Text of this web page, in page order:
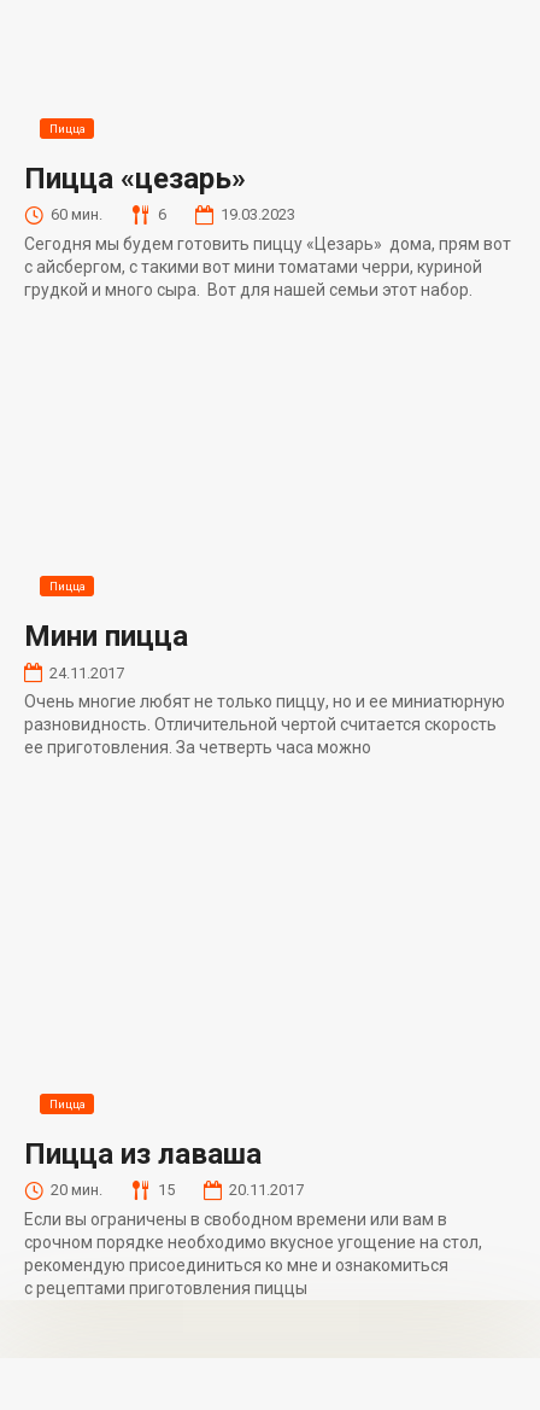
Пицца
Пицца «цезарь»
60 мин. 6 19.03.2023
Сегодня мы будем готовить пиццу «Цезарь» дома, прям вот
с айсбергом, с такими вот мини томатами черри, куриной
грудкой и много сыра. Вот для нашей семьи этот набор.
Пицца
Мини пицца
24.11.2017
Очень многие любят не только пиццу, но и ее миниатюрную
разновидность. Отличительной чертой считается скорость
ее приготовления. За четверть часа можно
Пицца
Пицца из лаваша
20 мин. 15 20.11.2017
Если вы ограничены в свободном времени или вам в
срочном порядке необходимо вкусное угощение на стол,
рекомендую присоединиться ко мне и ознакомиться
с рецептами приготовления пиццы